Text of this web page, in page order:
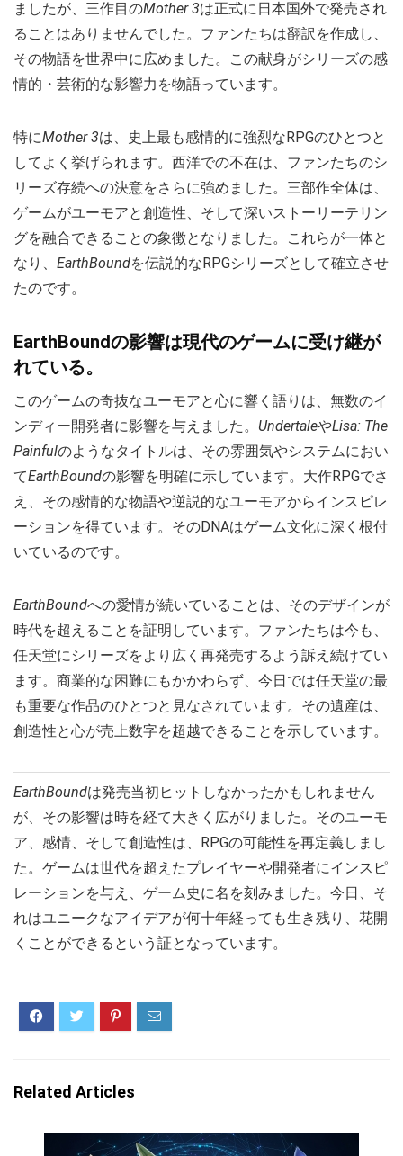
ましたが、三作目のMother 3は正式に日本国外で発売され
ることはありませんでした。ファンたちは翻訳を作成し、
その物語を世界中に広めました。この献身がシリーズの感
情的・芸術的な影響力を物語っています。
特にMother 3は、史上最も感情的に強烈なRPGのひとつと
してよく挙げられます。西洋での不在は、ファンたちのシ
リーズ存続への決意をさらに強めました。三部作全体は、
ゲームがユーモアと創造性、そして深いストーリーテリン
グを融合できることの象徴となりました。これらが一体と
なり、 EarthBoundを伝説的なRPGシリーズとして確立させ
たのです。
EarthBoundの影響は現代のゲームに受け継が
れている。
このゲームの奇抜なユーモアと心に響く語りは、無数のイ
ンディー開発者に影響を与えました。 UndertaleやLisa: The
Painfulのようなタイトルは、その雰囲気やシステムにおい
てEarthBoundの影響を明確に示しています。大作RPGでさ
え、その感情的な物語や逆説的なユーモアからインスピレ
ーションを得ています。そのDNAはゲーム文化に深く根付
いているのです。
EarthBoundへの愛情が続いていることは、そのデザインが
時代を超えることを証明しています。ファンたちは今も、
任天堂にシリーズをより広く再発売するよう訴え続けてい
ます。商業的な困難にもかかわらず、今日では任天堂の最
も重要な作品のひとつと見なされています。その遺産は、
創造性と心が売上数字を超越できることを示しています。
EarthBoundは発売当初ヒットしなかったかもしれません
が、その影響は時を経て大きく広がりました。そのユーモ
ア、感情、そして創造性は、RPGの可能性を再定義しまし
た。ゲームは世代を超えたプレイヤーや開発者にインスピ
レーションを与え、ゲーム史に名を刻みました。今日、そ
れはユニークなアイデアが何十年経っても生き残り、花開
くことができるという証となっています。
Related Articles